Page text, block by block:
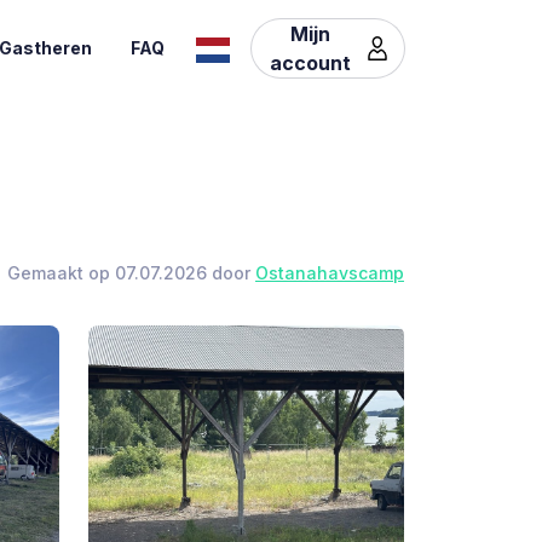
FAQ
Mijn
account
Gemaakt op 07.07.2026 door Ostanahavscamp